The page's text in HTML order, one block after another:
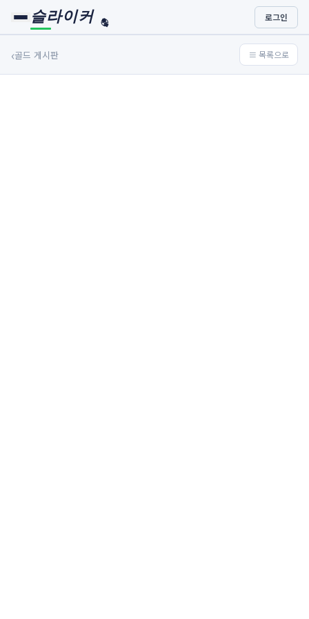
슬라이커 🏀
⚾ 로그인
‹골드 게시판 ≡ 목록으로